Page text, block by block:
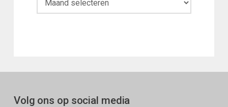
Volg ons op social media